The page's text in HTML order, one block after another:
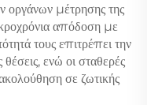
οργάνων μέτρησης της
απόδοση με
τους επιτρέπει την
ενώ οι σταθερές
σε ζωτικής